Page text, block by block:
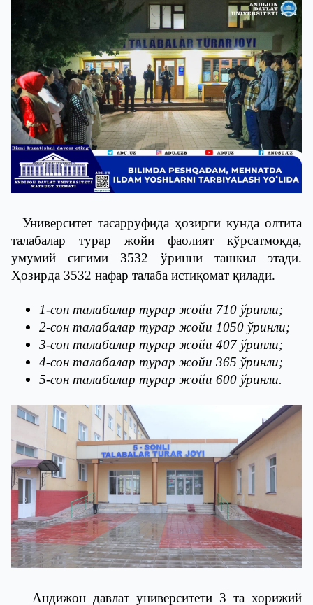
Университет тасарруфида ҳозирги кунда олтита
талабалар турар жойи фаолият кўрсатмоқда,
умумий сиғими 3532 ўринни ташкил этади.
Ҳозирда 3532 нафар талаба истиқомат қилади.
1-сон талабалар турар жойи 710 ўринли;
2-сон талабалар турар жойи 1050 ўринли;
3-сон талабалар турар жойи 407 ўринли;
4-сон талабалар турар жойи 365 ўринли;
5-сон талабалар турар жойи 600 ўринли.
Андижон давлат университети 3 та хорижий